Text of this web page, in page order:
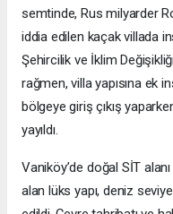
semtinde, Rus milyarder
iddia edilen kaçak villada
Şehircilik ve İklim Değişikliği
rağmen, villa yapısına ek
bölgeye giriş çıkış
yayıldı.
Vaniköy’de doğal SİT
alan lüks yapı, deniz